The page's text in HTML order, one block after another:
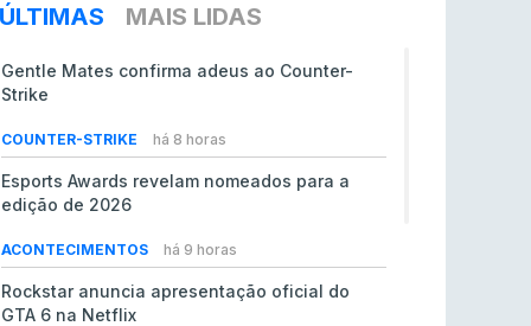
ÚLTIMAS MAIS LIDAS
Gentle Mates confirma adeus ao Counter-
Strike
COUNTER-STRIKE há 8 horas
Esports Awards revelam nomeados para a
edição de 2026
ACONTECIMENTOS há 9 horas
Rockstar anuncia apresentação oficial do
GTA 6 na Netflix